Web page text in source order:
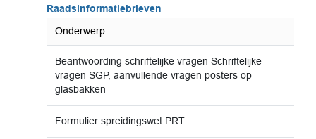
Raadsinformatiebrieven
Onderwerp
Beantwoording schriftelijke vragen Schriftelijke
vragen SGP, aanvullende vragen posters op
glasbakken
Formulier spreidingswet PRT